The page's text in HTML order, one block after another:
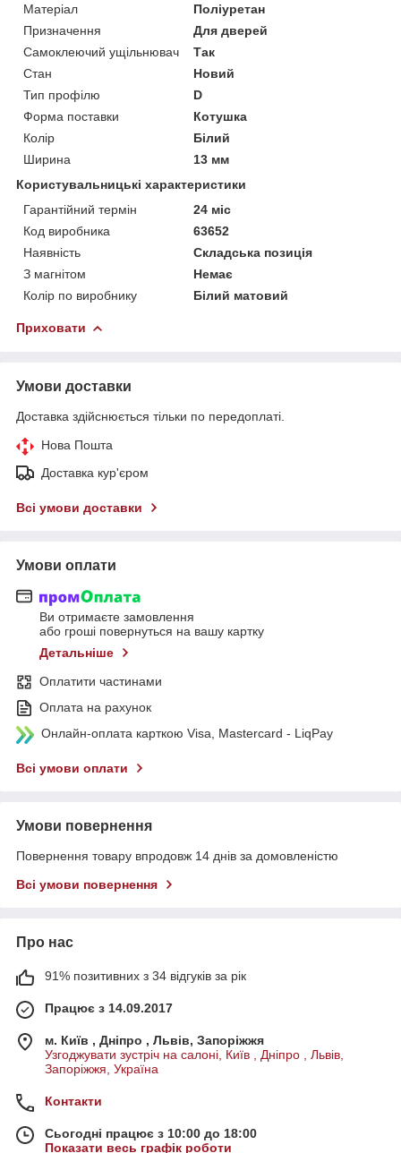
Матеріал
Поліуретан
Призначення
Для дверей
Самоклеючий ущільнювач
Так
Стан
Новий
Тип профілю
D
Форма поставки
Котушка
Колір
Білий
Ширина
13 мм
Користувальницькі характеристики
Гарантійний термін
24 міс
Код виробника
63652
Наявність
Складська позиція
З магнітом
Немає
Колір по виробнику
Білий матовий
Приховати
Умови доставки
Доставка здійснюється тільки по передоплаті.
Нова Пошта
Доставка кур'єром
Всі умови доставки
Умови оплати
Ви отримаєте замовлення
або гроші повернуться на вашу картку
Детальніше
Оплатити частинами
Оплата на рахунок
Онлайн-оплата карткою Visa, Mastercard - LiqPay
Всі умови оплати
Умови повернення
Повернення товару впродовж 14 днів за домовленістю
Всі умови повернення
Про нас
91% позитивних з 34 відгуків за рік
Працює з 14.09.2017
м. Київ , Дніпро , Львів, Запоріжжя
Узгоджувати зустріч на салоні, Київ , Дніпро , Львів,
Запоріжжя, Україна
Контакти
Сьогодні працює з 10:00 до 18:00
Показати весь графік роботи